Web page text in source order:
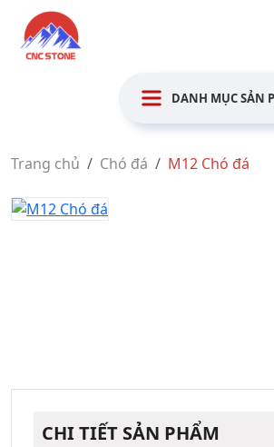
DANH MỤC SẢN
Trang chủ Chó đá M12 Chó đá
CHI TIẾT SẢN PHẨM